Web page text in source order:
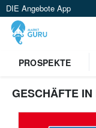
DIE Angebote App
PROSPEKTE
GESCHÄFTE